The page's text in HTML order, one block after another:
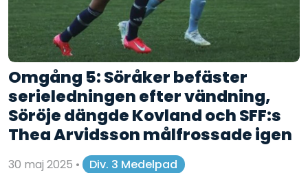
Omgång 5: Söråker befäster
serieledningen efter vändning,
Söröje dängde Kovland och SFF:s
Thea Arvidsson målfrossade igen
30 maj 2025 •
Div. 3 Medelpad